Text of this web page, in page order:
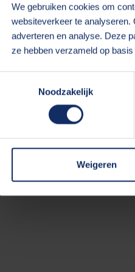
We gebruiken cookies om
websiteverkeer te analyseren.
adverteren en analyse. Deze
ze hebben verzameld op
Noodzakelijk
Weigeren
Application